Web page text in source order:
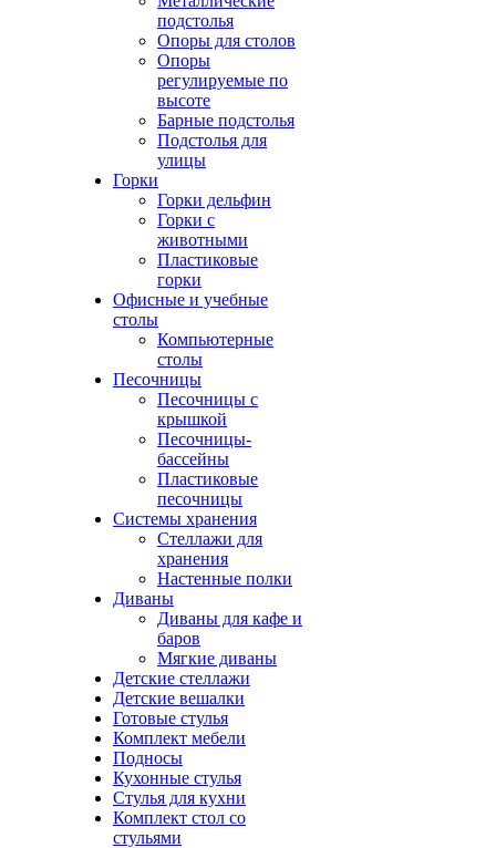
подстолья
Опоры для столов
Опоры
регулируемые по
высоте
Барные подстолья
Подстолья для
улицы
Горки
Горки дельфин
Горки с
животными
Пластиковые
горки
Офисные и учебные
столы
Компьютерные
столы
Песочницы
Песочницы с
крышкой
Песочницы-
бассейны
Пластиковые
песочницы
Системы хранения
Стеллажи для
хранения
Настенные полки
Диваны
Диваны для кафе и
баров
Мягкие диваны
Детские стеллажи
Детские вешалки
Готовые стулья
Комплект мебели
Подносы
Кухонные стулья
Стулья для кухни
Комплект стол со
стульями